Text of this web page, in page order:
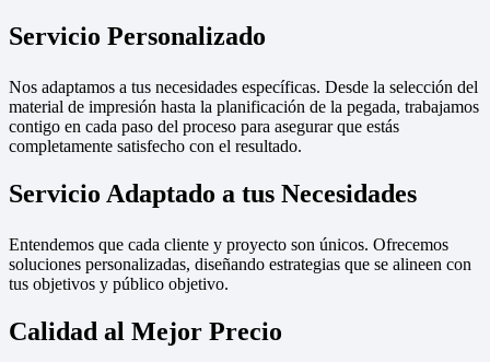
Servicio Personalizado
Nos adaptamos a tus necesidades específicas. Desde la selección del
material de impresión hasta la planificación de la pegada, trabajamos
contigo en cada paso del proceso para asegurar que estás
completamente satisfecho con el resultado.
Servicio Adaptado a tus Necesidades
Entendemos que cada cliente y proyecto son únicos. Ofrecemos
soluciones personalizadas, diseñando estrategias que se alineen con
tus objetivos y público objetivo.
Calidad al Mejor Precio